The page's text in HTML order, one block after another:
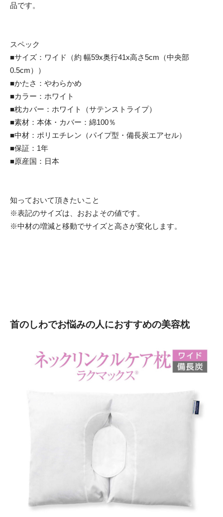
品です。
スペック
■サイズ：ワイド（約 幅59x奥行41x高さ5cm（中央部
0.5cm））
■かたさ：やわらかめ
■カラー：ホワイト
■枕カバー：ホワイト（サテンストライプ）
■素材：本体・カバー：綿100％
■中材：ポリエチレン（パイプ型・備長炭エアセル）
■保証：1年
■原産国：日本
知っておいて頂きたいこと
※表記のサイズは、おおよその値です。
※中材の増減と移動でサイズと高さが変化します。
首のしわでお悩みの人におすすめの美容枕